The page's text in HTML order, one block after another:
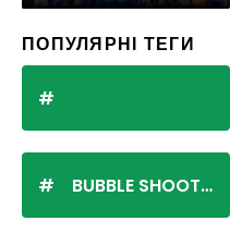
ПОПУЛЯРНІ ТЕГИ
BUBBLE SHOOTER